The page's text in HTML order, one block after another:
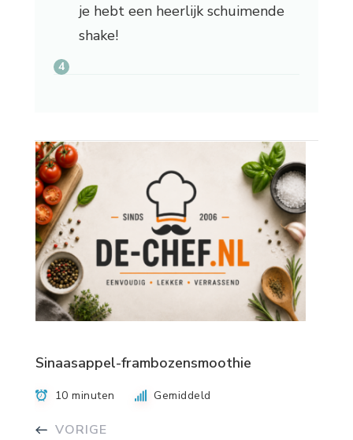
je hebt een heerlijk schuimende
shake!
Sinaasappel-frambozensmoothie
10 minuten Gemiddeld
VORIGE